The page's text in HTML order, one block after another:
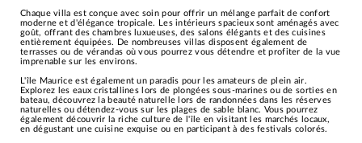
Chaque villa est conçue avec soin pour offrir un mélange parfait de confort
moderne et d'élégance tropicale. Les intérieurs spacieux sont aménagés avec
goût, offrant des chambres luxueuses, des salons élégants et des cuisines
entièrement équipées. De nombreuses villas disposent également de
terrasses ou de vérandas où vous pourrez vous détendre et profiter de la vue
imprenable sur les environs.
L'île Maurice est également un paradis pour les amateurs de plein air.
Explorez les eaux cristallines lors de plongées sous-marines ou de sorties en
bateau, découvrez la beauté naturelle lors de randonnées dans les réserves
naturelles ou détendez-vous sur les plages de sable blanc. Vous pourrez
également découvrir la riche culture de l'île en visitant les marchés locaux,
en dégustant une cuisine exquise ou en participant à des festivals colorés.